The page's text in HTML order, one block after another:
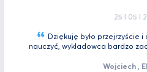
25 I 05 I
Dziękuję było przejrzyście
nauczyć, wykładowca bardzo
Wojciech ,